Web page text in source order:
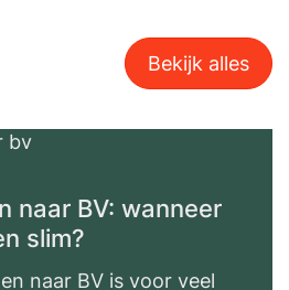
Bekijk alles
naar BV: wanneer
slim?
naar BV is voor veel